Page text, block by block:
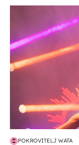
POKROVITELJ WATA